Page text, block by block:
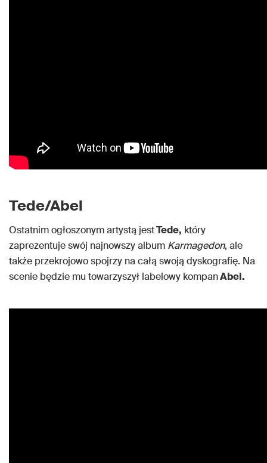
Tede/Abel
Ostatnim ogłoszonym artystą jestTede, który
zaprezentuje swój najnowszy album Karmagedon, ale
także przekrojowo spojrzy na całą swoją dyskografię. Na
scenie będzie mu towarzyszył labelowy kompanAbel.